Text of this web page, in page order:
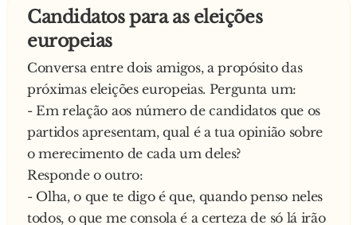
Candidatos para as eleições
europeias
Conversa entre dois amigos, a propósito das
próximas eleições europeias. Pergunta um:
- Em relação aos número de candidatos que os
partidos apresentam, qual é a tua opinião sobre
o merecimento de cada um deles?
Responde o outro:
- Olha, o que te digo é que, quando penso neles
todos, o que me consola é a certeza de só lá irão